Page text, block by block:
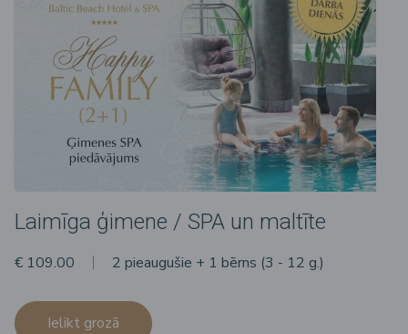
Laimīga ģimene / SPA un maltīte
€ 109.00 2 pieaugušie + 1 bērns (3 - 12 g.)
Ielikt grozā